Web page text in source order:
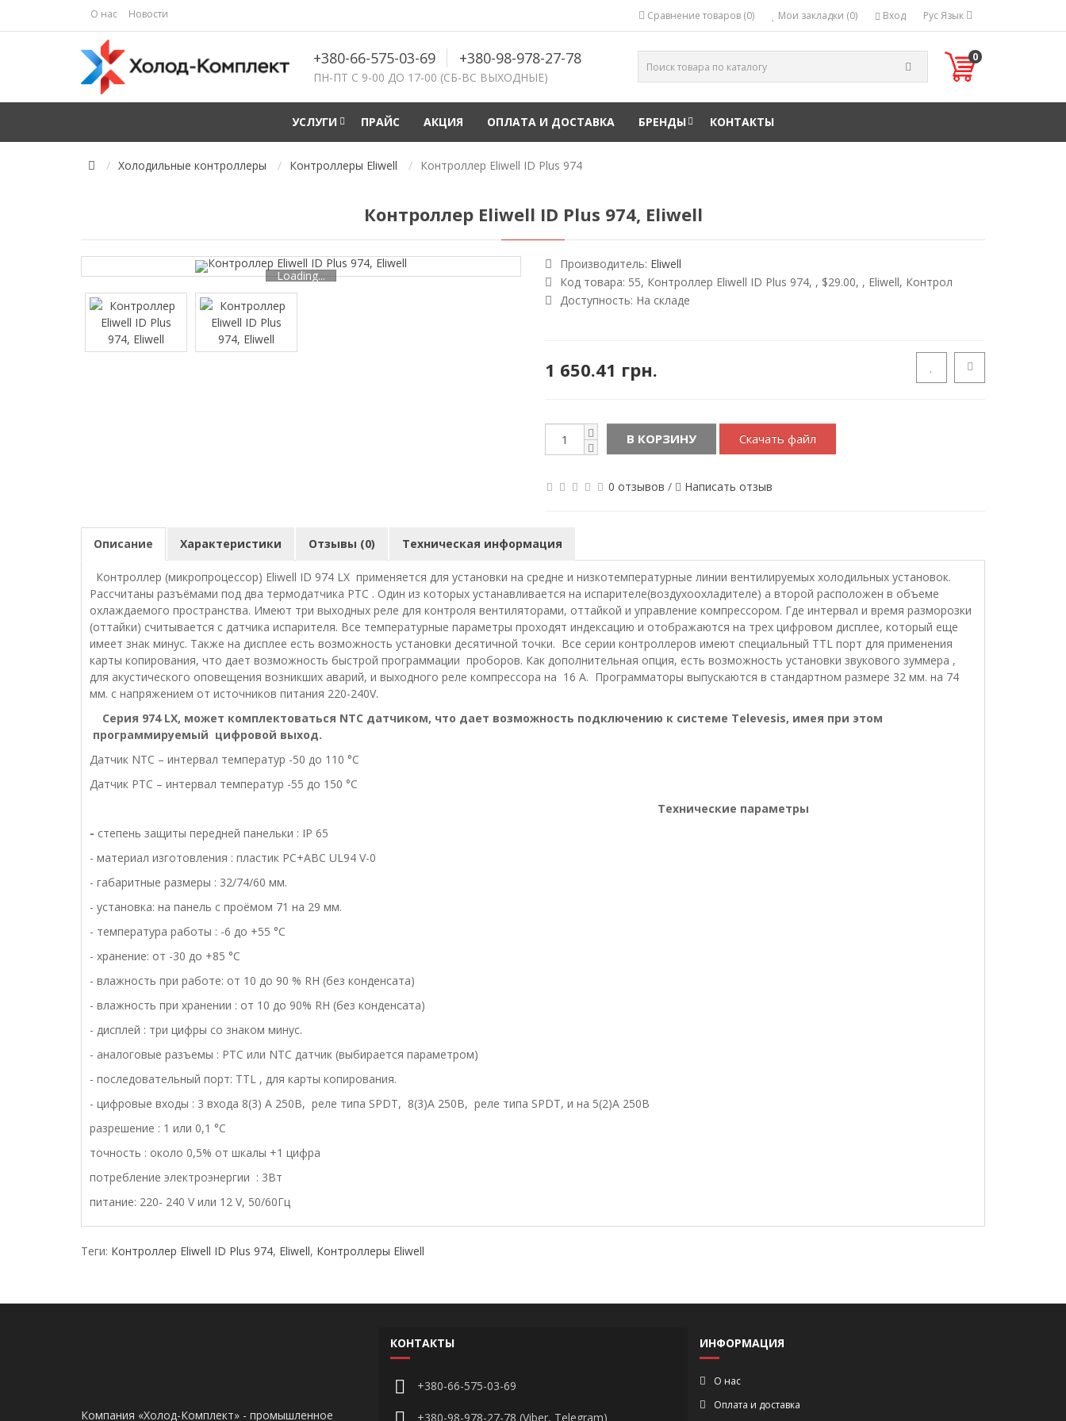
О нас Новости РусЯзык
Вход
Мои закладки (0)
Сравнение товаров (0)
+380-66-575-03-69 +380-98-978-27-78
ПН-ПТ С 9-00 ДО 17-00 (СБ-ВС ВЫХОДНЫЕ)
0
УСЛУГИ ПРАЙС АКЦИЯ ОПЛАТА И ДОСТАВКА БРЕНДЫ КОНТАКТЫ
Холодильные контроллеры Контроллеры Eliwell Контроллер Eliwell ID Plus 974
Контроллер Eliwell ID Plus 974, Eliwell
Loading...
Производитель: Eliwell
Код товара: 55, Контроллер Eliwell ID Plus 974, , $29.00, , Eliwell, Контрол
Доступность: На складе
1 650.41 грн.
В КОРЗИНУ Скачать файл
0 отзывов / Написать отзыв
Описание Характеристики Отзывы (0) Техническая информация
Контроллер (микропроцессор) Eliwell ID 974 LX применяется для установки на средне и низкотемпературные линии вентилируемых холодильных установок.
Рассчитаны разъёмами под два термодатчика PTC . Один из которых устанавливается на испарителе(воздухоохладителе) а второй расположен в объеме
охлаждаемого пространства. Имеют три выходных реле для контроля вентиляторами, оттайкой и управление компрессором. Где интервал и время разморозки
(оттайки) считывается с датчика испарителя. Все температурные параметры проходят индексацию и отображаются на трех цифровом дисплее, который еще
имеет знак минус. Также на дисплее есть возможность установки десятичной точки. Все серии контроллеров имеют специальный TTL порт для применения
карты копирования, что дает возможность быстрой программации проборов. Как дополнительная опция, есть возможность установки звукового зуммера ,
для акустического оповещения возникших аварий, и выходного реле компрессора на 16 А. Программаторы выпускаются в стандартном размере 32 мм. на 74
мм. с напряжением от источников питания 220-240V.
Серия 974 LX, может комплектоваться NTC датчиком, что дает возможность подключению к системе Televesis, имея при этом
программируемый цифровой выход.
Датчик NTC – интервал температур -50 до 110 °С
Датчик PTC – интервал температур -55 до 150 °С
Технические параметры
- степень защиты передней панельки : ІР 65
- материал изготовления : пластик PC+ABC UL94 V-0
- габаритные размеры : 32/74/60 мм.
- установка: на панель с проёмом 71 на 29 мм.
- температура работы : -6 до +55 °С
- хранение: от -30 до +85 °С
- влажность при работе: от 10 до 90 % RH (без конденсата)
- влажность при хранении : от 10 до 90% RH (без конденсата)
- дисплей : три цифры со знаком минус.
- аналоговые разъемы : PTC или NTC датчик (выбирается параметром)
- последовательный порт: TTL , для карты копирования.
- цифровые входы : 3 входа 8(3) А 250В, реле типа SPDT, 8(3)А 250В, реле типа SPDT, и на 5(2)А 250В
разрешение : 1 или 0,1 °С
точность : около 0,5% от шкалы +1 цифра
потребление электроэнергии : 3Вт
питание: 220- 240 V или 12 V, 50/60Гц
Теги: Контроллер Eliwell ID Plus 974, Eliwell, Контроллеры Eliwell
Компания «Холод-Комплект» - промышленное
КОНТАКТЫ
+380-66-575-03-69
+380-98-978-27-78 (Viber, Telegram)
ИНФОРМАЦИЯ
О нас
Оплата и доставка